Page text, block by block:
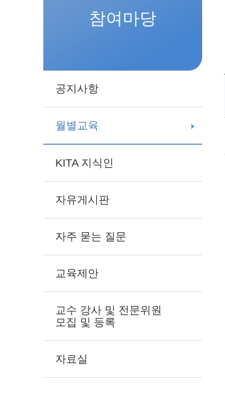
참여마당
공지사항
월별교육
KITA 지식인
자유게시판
자주 묻는 질문
교육제안
교수 강사 및 전문위원
모집 및 등록
자료실